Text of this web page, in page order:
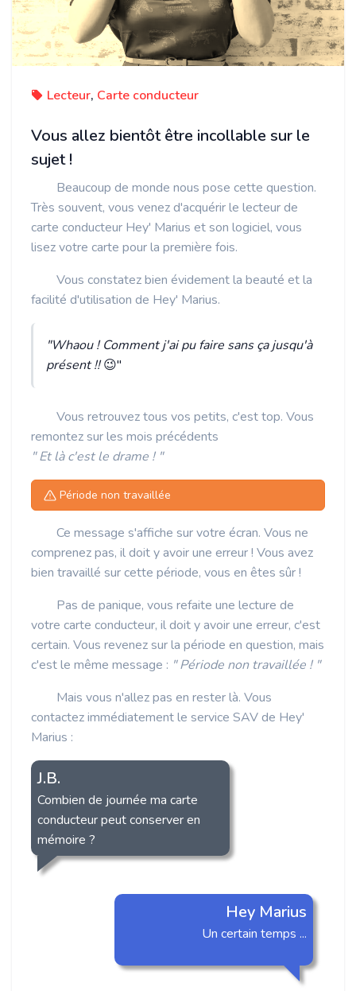
Lecteur, Carte conducteur
Vous allez bientôt être incollable sur le
sujet !
Beaucoup de monde nous pose cette question.
Très souvent, vous venez d'acquérir le lecteur de
carte conducteur Hey' Marius et son logiciel, vous
lisez votre carte pour la première fois.
Vous constatez bien évidement la beauté et la
facilité d'utilisation de Hey' Marius.
"Whaou ! Comment j'ai pu faire sans ça jusqu'à
présent !!😉"
Vous retrouvez tous vos petits, c'est top. Vous
remontez sur les mois précédents
" Et là c'est le drame ! "
Période non travaillée
Ce message s'affiche sur votre écran. Vous ne
comprenez pas, il doit y avoir une erreur ! Vous avez
bien travaillé sur cette période, vous en êtes sûr !
Pas de panique, vous refaite une lecture de
votre carte conducteur, il doit y avoir une erreur, c'est
certain. Vous revenez sur la période en question, mais
c'est le même message : " Période non travaillée ! "
Mais vous n'allez pas en rester là. Vous
contactez immédiatement le service SAV de Hey'
Marius :
J.B.
Combien de journée ma carte
conducteur peut conserver en
mémoire ?
Hey Marius
Un certain temps ...